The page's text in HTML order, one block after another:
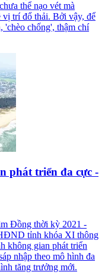
thể nạo vét mà
vị trí đổ thải. Bởi vậy, để
'chèo chống', thậm chí
phát triển đa cực -
Đồng thời kỳ 2021 -
tỉnh khóa XI thông
không gian phát triển
nhập theo mô hình đa
tăng trưởng mới.